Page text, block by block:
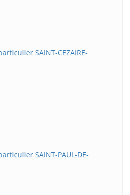
SAINT-CEZAIRE-
SAINT-PAUL-DE-